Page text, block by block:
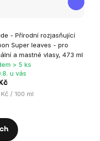
- Přírodní rozjasňující
Super leaves - pro
a mastné vlasy, 473 ml
> 5 ks
u vás
Kč / 100 ml